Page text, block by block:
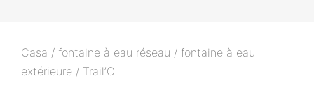
Casa / fontaine à eau réseau / fontaine à eau
extérieure / Trail’O